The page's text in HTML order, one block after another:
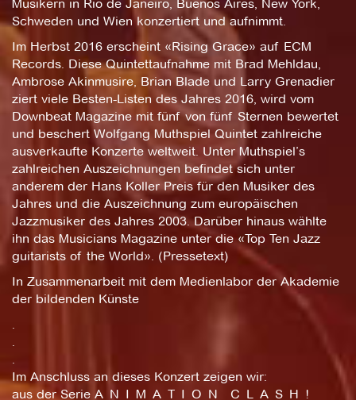
Musikern in Rio de Janeiro, Buenos Aires, New York,
Schweden und Wien konzertiert und aufnimmt.
Im Herbst 2016 erscheint «Rising Grace» auf ECM
Records. Diese Quintettaufnahme mit Brad Mehldau,
Ambrose Akinmusire, Brian Blade und Larry Grenadier
ziert viele Besten-Listen des Jahres 2016, wird vom
Downbeat Magazine mit fünf von fünf Sternen bewertet
und beschert Wolfgang Muthspiel Quintet zahlreiche
ausverkaufte Konzerte weltweit. Unter Muthspiel’s
zahlreichen Auszeichnungen befindet sich unter
anderem der Hans Koller Preis für den Musiker des
Jahres und die Auszeichnung zum europäischen
Jazzmusiker des Jahres 2003. Darüber hinaus wählte
ihn das Musicians Magazine unter die «Top Ten Jazz
guitarists of the World». (Pressetext)
In Zusammenarbeit mit dem Medienlabor der Akademie
der bildenden Künste
.
.
.
Im Anschluss an dieses Konzert zeigen wir:
aus der Serie A_N_I_M_A_T_I_O_N__C_L_A_S_H_!